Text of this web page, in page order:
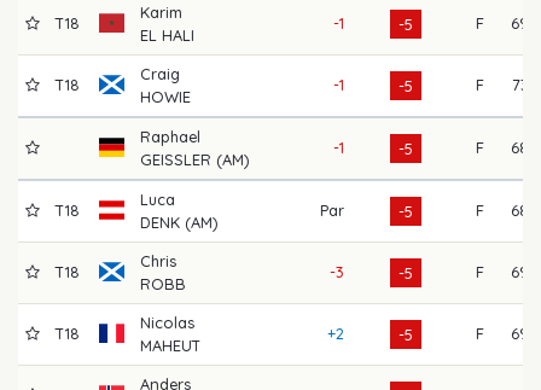
T18
Karim
EL HALI
-1 -5 F 69
T18
Craig
HOWIE
-1 -5 F 73
Raphael
GEISSLER (AM)
-1 -5 F 68
T18
Luca
DENK (AM)
Par -5 F 68
T18
Chris
ROBB
-3 -5 F 69
T18
Nicolas
MAHEUT
+2 -5 F 69
Anders